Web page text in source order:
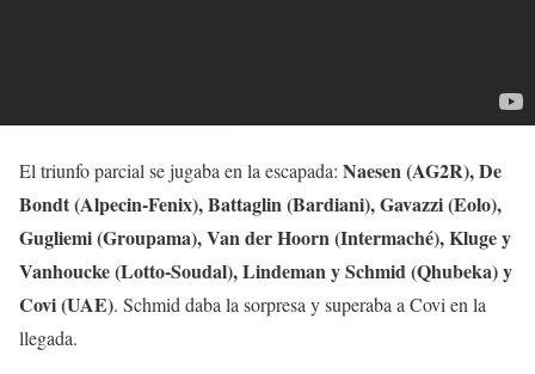
El triunfo parcial se jugaba en la escapada: Naesen (AG2R), De
Bondt (Alpecin-Fenix), Battaglin (Bardiani), Gavazzi (Eolo),
Gugliemi (Groupama), Van der Hoorn (Intermaché), Kluge y
Vanhoucke (Lotto-Soudal), Lindeman y Schmid (Qhubeka) y
Covi (UAE). Schmid daba la sorpresa y superaba a Covi en la
llegada.